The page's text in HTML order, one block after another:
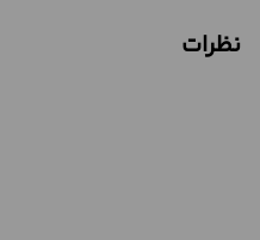
نظرات